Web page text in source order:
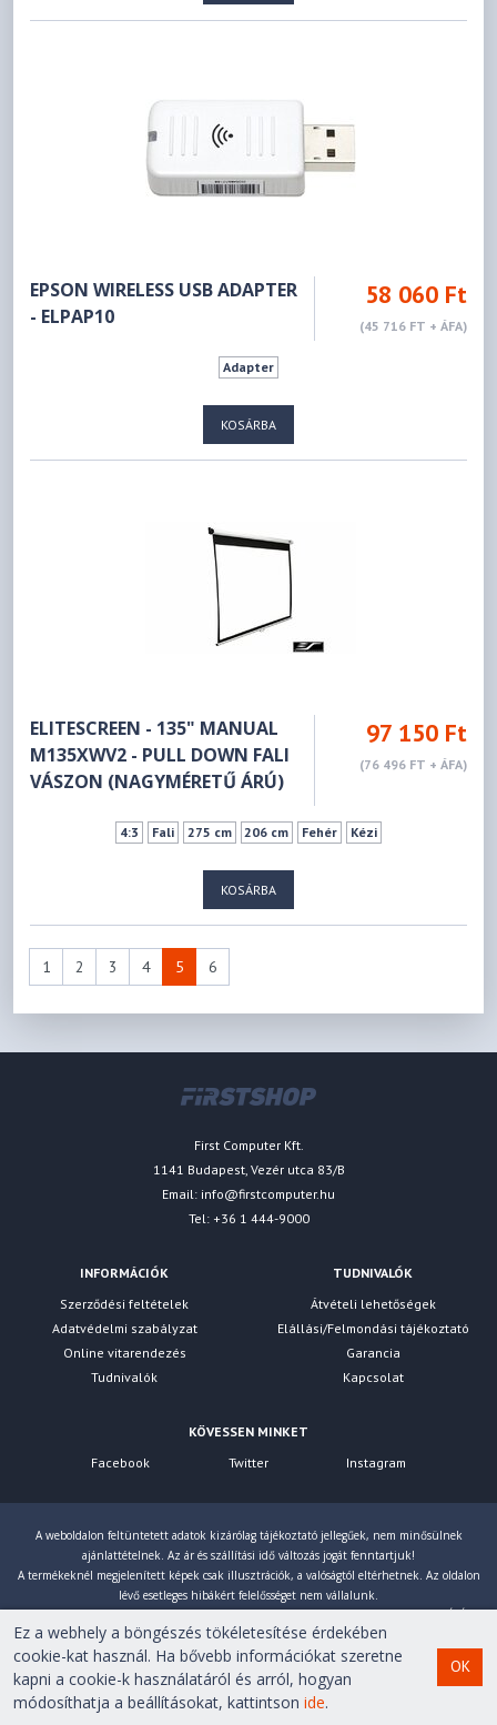
EPSON WIRELESS USB ADAPTER
- ELPAP10
58 060 Ft
(45 716 FT + ÁFA)
Adapter
KOSÁRBA
ELITESCREEN - 135" MANUAL
M135XWV2 - PULL DOWN FALI
VÁSZON (NAGYMÉRETŰ ÁRÚ)
97 150 Ft
(76 496 FT + ÁFA)
4:3 Fali 275 cm 206 cm Fehér Kézi
KOSÁRBA
1 2 3 4 5 6
First Computer Kft.
1141 Budapest, Vezér utca 83/B
Email: info@firstcomputer.hu
Tel: +36 1 444-9000
INFORMÁCIÓK
Szerződési feltételek
Adatvédelmi szabályzat
Online vitarendezés
Tudnivalók
TUDNIVALÓK
Átvételi lehetőségek
Elállási/Felmondási tájékoztató
Garancia
Kapcsolat
KÖVESSEN MINKET
Facebook
Twitter Instagram
A weboldalon feltüntetett adatok kizárólag tájékoztató jellegűek, nem minősülnek
ajánlattételnek. Az ár és szállítási idő változás jogát fenntartjuk!
A termékeknél megjelenített képek csak illusztrációk, a valóságtól eltérhetnek. Az oldalon
lévő esetleges hibákért felelősséget nem vállalunk.
Eltérés esetén a gyártó által megadott paraméterek érvényesek! Bruttó árainkat 27% ÁFÁ-val
számoljuk!
Copyright © 2007-2026 First Computer Kft. Minden jog
fenntartva!
Ez a webhely a böngészés tökéletesítése érdekében
cookie-kat használ. Ha bővebb információkat szeretne
kapni a cookie-k használatáról és arról, hogyan
módosíthatja a beállításokat, kattintsonide.
OK